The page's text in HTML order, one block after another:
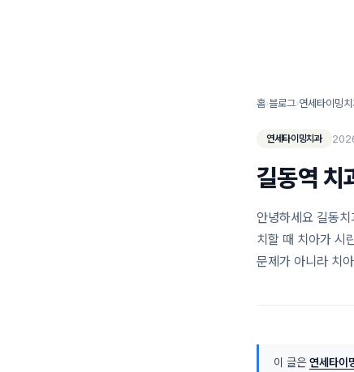
홈›블로그›연세타이밍
연세타이밍치과
길동역 치
안녕하세요 길동
치할 때 치아가 시
문제가 아니라 치
이 글은 연세타이